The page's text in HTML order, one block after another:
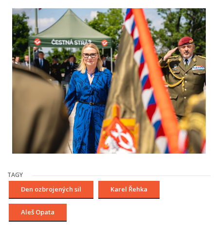
TAGY
Den ozbrojených sil Karel Řehka
Aleš Opata